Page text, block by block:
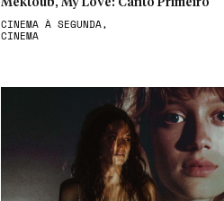
Mektoub, My Love: Canto Primeiro
CINEMA À SEGUNDA,
CINEMA